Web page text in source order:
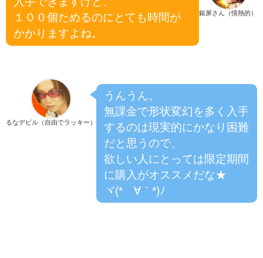
銀屏さん（情熱的）
１００個ためるのにとても時間が
かかりますよね。
るなデビル（自由でラッキー）
うんうん。
無課金で形状変幻を多く入手
するのは現実的にかなり困難
だと思うので、
欲しい人にとっては限定期間
に購入がオススメだな★
ヾ(*´∀｀*)ﾉ